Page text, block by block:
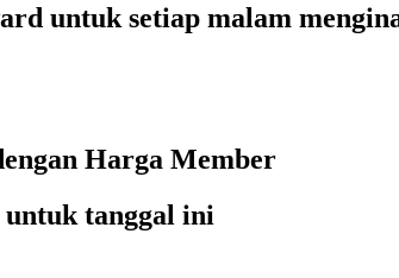
untuk setiap malam
Harga Member
tanggal ini